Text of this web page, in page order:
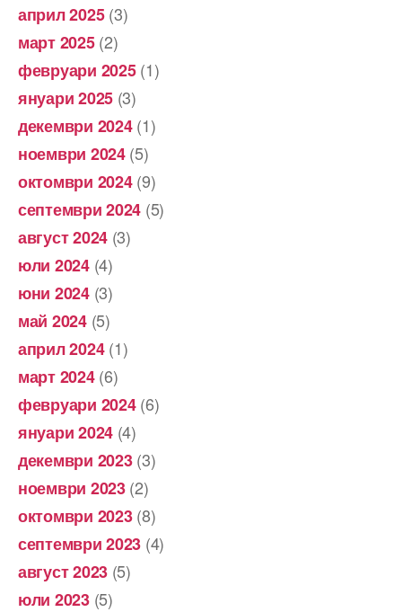
април 2025(3)
март 2025(2)
февруари 2025(1)
януари 2025 (3)
декември 2024(1)
ноември 2024(5)
октомври 2024(9)
септември 2024 (5)
август 2024 (3)
юли 2024(4)
юни 2024(3)
май 2024(5)
април 2024(1)
март 2024(6)
февруари 2024(6)
януари 2024 (4)
декември 2023(3)
ноември 2023(2)
октомври 2023(8)
септември 2023 (4)
август 2023 (5)
юли 2023(5)